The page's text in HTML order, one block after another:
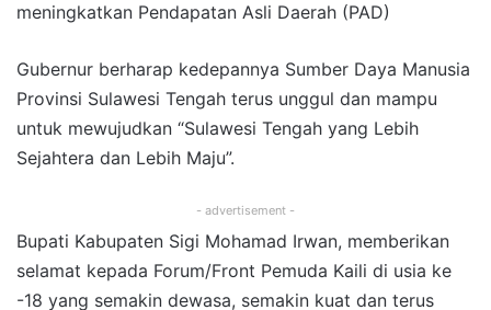
meningkatkan Pendapatan Asli Daerah (PAD)
Gubernur berharap kedepannya Sumber Daya Manusia
Provinsi Sulawesi Tengah terus unggul dan mampu
untuk mewujudkan “Sulawesi Tengah yang Lebih
Sejahtera dan Lebih Maju”.
- advertisement -
Bupati Kabupaten Sigi Mohamad Irwan, memberikan
selamat kepada Forum/Front Pemuda Kaili di usia ke
-18 yang semakin dewasa, semakin kuat dan terus